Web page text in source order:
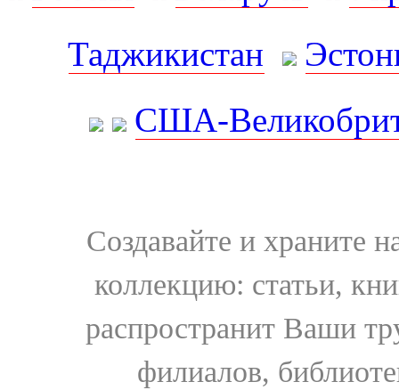
Таджикистан
США-
Создавайте и храните
коллекцию: статьи,
распространит Ваши
филиалов,